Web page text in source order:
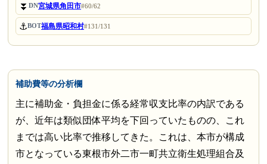
⏬DN宮城県角田市#60/62
⚓BOT福島県昭和村#131/131
補助費等の分析欄
主に補助金・負担金に係る経常収支比率の内訳である
が、近年は類似団体平均を下回っていたものの、これ
までは高い比率で推移してきた。これは、本市が構成
市となっている東根市外二市一町共立衛生処理組合及